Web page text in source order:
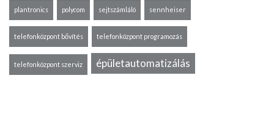
plantronics polycom sejtszámláló sennheiser
telefonközpont bővítés telefonközpont programozás
telefonközpont szerviz épületautomatizálás